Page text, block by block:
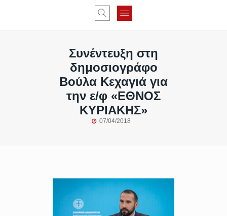
Συνέντευξη στη
δημοσιογράφο
Βούλα Κεχαγιά για
την ε/φ «ΕΘΝΟΣ
ΚΥΡΙΑΚΗΣ»
07/04/2018